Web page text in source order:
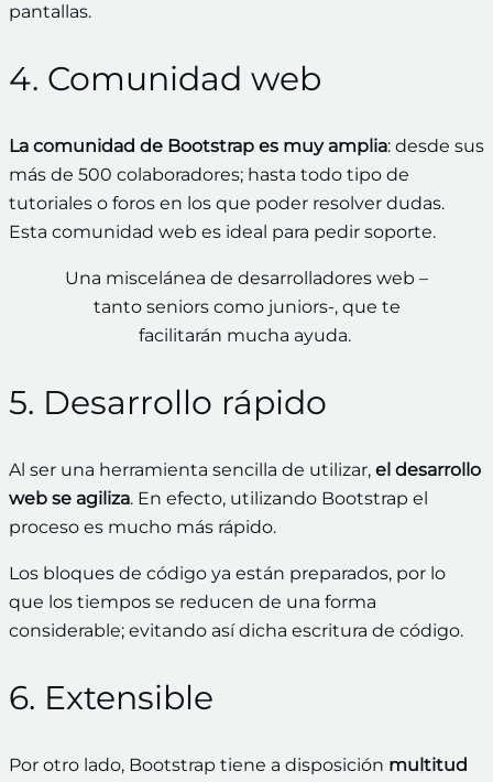
pantallas.
4. Comunidad web
La comunidad de Bootstrap es muy amplia: desde sus
más de 500 colaboradores; hasta todo tipo de
tutoriales o foros en los que poder resolver dudas.
Esta comunidad web es ideal para pedir soporte.
Una miscelánea de desarrolladores web –
tanto seniors como juniors-, que te
facilitarán mucha ayuda.
5. Desarrollo rápido
Al ser una herramienta sencilla de utilizar, el desarrollo
web se agiliza. En efecto, utilizando Bootstrap el
proceso es mucho más rápido.
Los bloques de código ya están preparados, por lo
que los tiempos se reducen de una forma
considerable; evitando así dicha escritura de código.
6. Extensible
Por otro lado, Bootstrap tiene a disposición multitud